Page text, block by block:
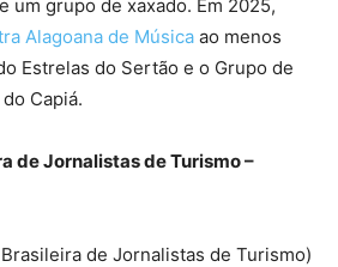
um grupo de xaxado. Em 2025,
Alagoana de Música ao menos
Estrelas do Sertão e o Grupo de
Capiá.
de Jornalistas de Turismo –
de Jornalistas de Turismo)